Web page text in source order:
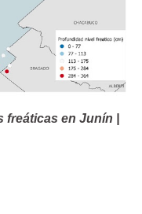
en Junín |